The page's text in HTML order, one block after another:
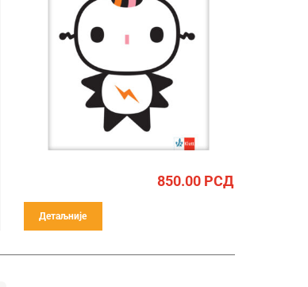
850.00РСД
Детаљније